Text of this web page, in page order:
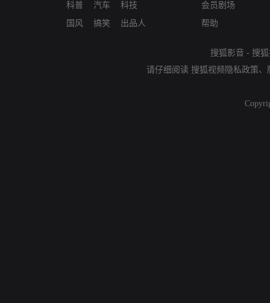
科普
国风
汽车
搞笑
科技
出品人
会员剧场
帮助
搜狐影音 - 搜
请仔细阅读 搜狐视频隐私政策、